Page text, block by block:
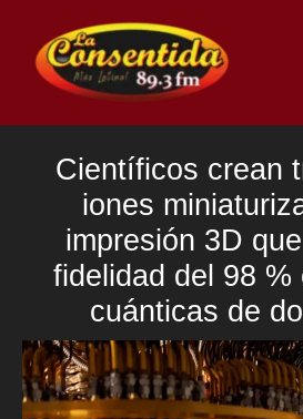
contenido
Científicos crean
iones
impresión 3D
fidelidad del 98 %
cuánticas de